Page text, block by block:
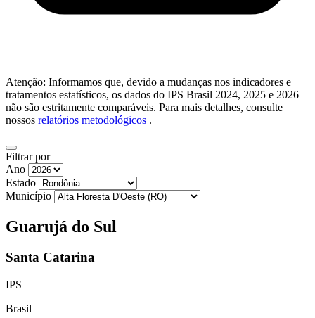
Atenção: Informamos que, devido a mudanças nos indicadores e
tratamentos estatísticos, os dados do IPS Brasil 2024, 2025 e 2026
não são estritamente comparáveis. Para mais detalhes, consulte
nossos relatórios metodológicos .
Filtrar por
Ano
Estado
Município
Guarujá do Sul
Santa Catarina
IPS
Brasil